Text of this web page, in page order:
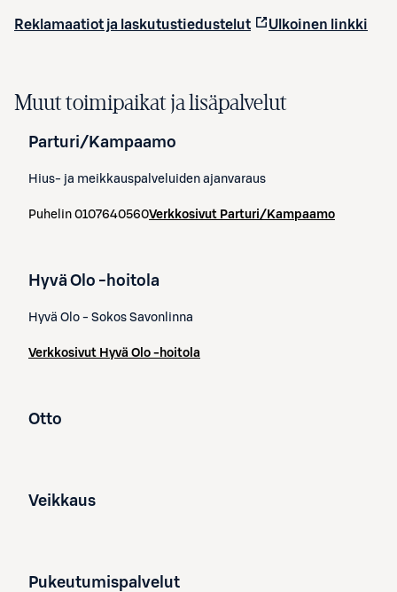
Reklamaatiot ja laskutustiedustelut Ulkoinen linkki
Muut toimipaikat ja lisäpalvelut
Parturi/Kampaamo
Hius- ja meikkauspalveluiden ajanvaraus
Puhelin 0107640560Verkkosivut Parturi/Kampaamo
Hyvä Olo -hoitola
Hyvä Olo - Sokos Savonlinna
Verkkosivut Hyvä Olo -hoitola
Otto
Veikkaus
Pukeutumispalvelut